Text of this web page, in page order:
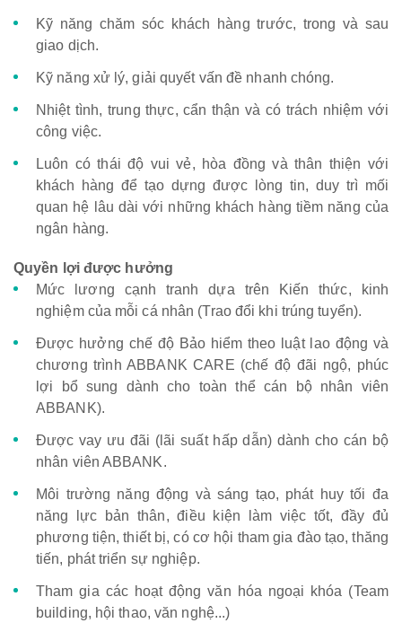
Kỹ năng chăm sóc khách hàng trước, trong và sau
giao dịch.
Kỹ năng xử lý, giải quyết vấn đề nhanh chóng.
Nhiệt tình, trung thực, cẩn thận và có trách nhiệm với
công việc.
Luôn có thái độ vui vẻ, hòa đồng và thân thiện với
khách hàng để tạo dựng được lòng tin, duy trì mối
quan hệ lâu dài với những khách hàng tiềm năng của
ngân hàng.
Quyền lợi được hưởng
Mức lương cạnh tranh dựa trên Kiến thức, kinh
nghiệm của mỗi cá nhân (Trao đổi khi trúng tuyển).
Được hưởng chế độ Bảo hiểm theo luật lao động và
chương trình ABBANK CARE (chế độ đãi ngộ, phúc
lợi bổ sung dành cho toàn thể cán bộ nhân viên
ABBANK).
Được vay ưu đãi (lãi suất hấp dẫn) dành cho cán bộ
nhân viên ABBANK.
Môi trường năng động và sáng tạo, phát huy tối đa
năng lực bản thân, điều kiện làm việc tốt, đầy đủ
phương tiện, thiết bị, có cơ hội tham gia đào tạo, thăng
tiến, phát triển sự nghiệp.
Tham gia các hoạt động văn hóa ngoại khóa (Team
building, hội thao, văn nghệ...)